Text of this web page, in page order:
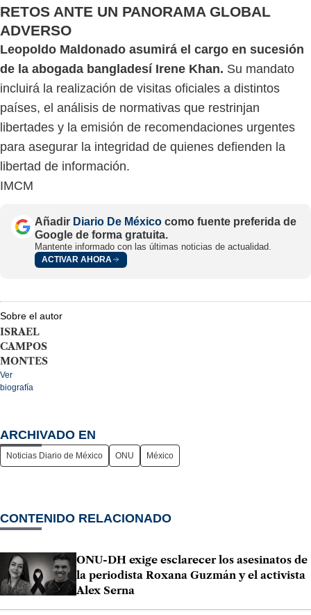
RETOS ANTE UN PANORAMA GLOBAL
ADVERSO
Leopoldo Maldonado asumirá el cargo en sucesión
de la abogada bangladesí Irene Khan. Su mandato
incluirá la realización de visitas oficiales a distintos
países, el análisis de normativas que restrinjan
libertades y la emisión de recomendaciones urgentes
para asegurar la integridad de quienes defienden la
libertad de información.
IMCM
Añadir Diario De México como fuente preferida de
Google de forma gratuita.
Mantente informado con las últimas noticias de actualidad.
ACTIVAR AHORA
Sobre el autor
ISRAEL
CAMPOS
MONTES
Ver
biografía
ARCHIVADO EN
Noticias Diario de México ONU México
CONTENIDO RELACIONADO
ONU-DH exige esclarecer los asesinatos de
la periodista Roxana Guzmán y el activista
Alex Serna